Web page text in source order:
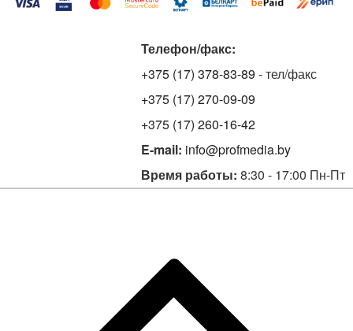
Телефон/факс:
+375 (17) 378-83-89 - тел/факс
+375 (17) 270-09-09
+375 (17) 260-16-42
E-mail: info@profmedia.by
Время работы: 8:30 - 17:00 Пн-Пт